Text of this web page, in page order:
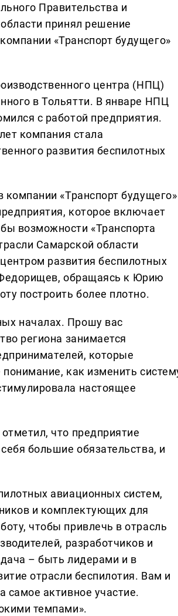
Правительства и
принял решение
«Транспорт будущего»
центра (НПЦ)
в Тольятти. В январе НПЦ
с работой предприятия.
компания стала
развития беспилотных
«Транспорт будущего»
которое включает
возможности «Транспорта
Самарской области
развития беспилотных
Федорищев, обращаясь к Юрию
построить более плотно.
началах. Прошу вас
региона занимается
которые
как изменить
настоящее
что предприятие
большие обязательства, и
авиационных систем,
и комплектующих для
чтобы привлечь в отрасль
разработчиков и
– быть лидерами и в
отрасли беспилотия. Вам и
самое активное участие.
темпами».